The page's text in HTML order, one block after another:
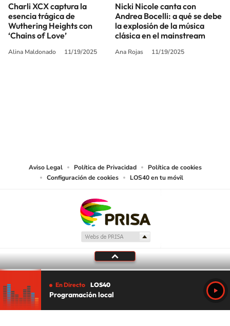
Charli XCX captura la
esencia trágica de
Wuthering Heights con
‘Chains of Love’
Alina Maldonado 11/19/2025
Nicki Nicole canta con
Andrea Bocelli: a qué se debe
la explosión de la música
clásica en el mainstream
Ana Rojas 11/19/2025
Aviso Legal Política de Privacidad
Política de cookies
Configuración de cookies
LOS40 en tu móvil
En Directo LOS40
Programación local